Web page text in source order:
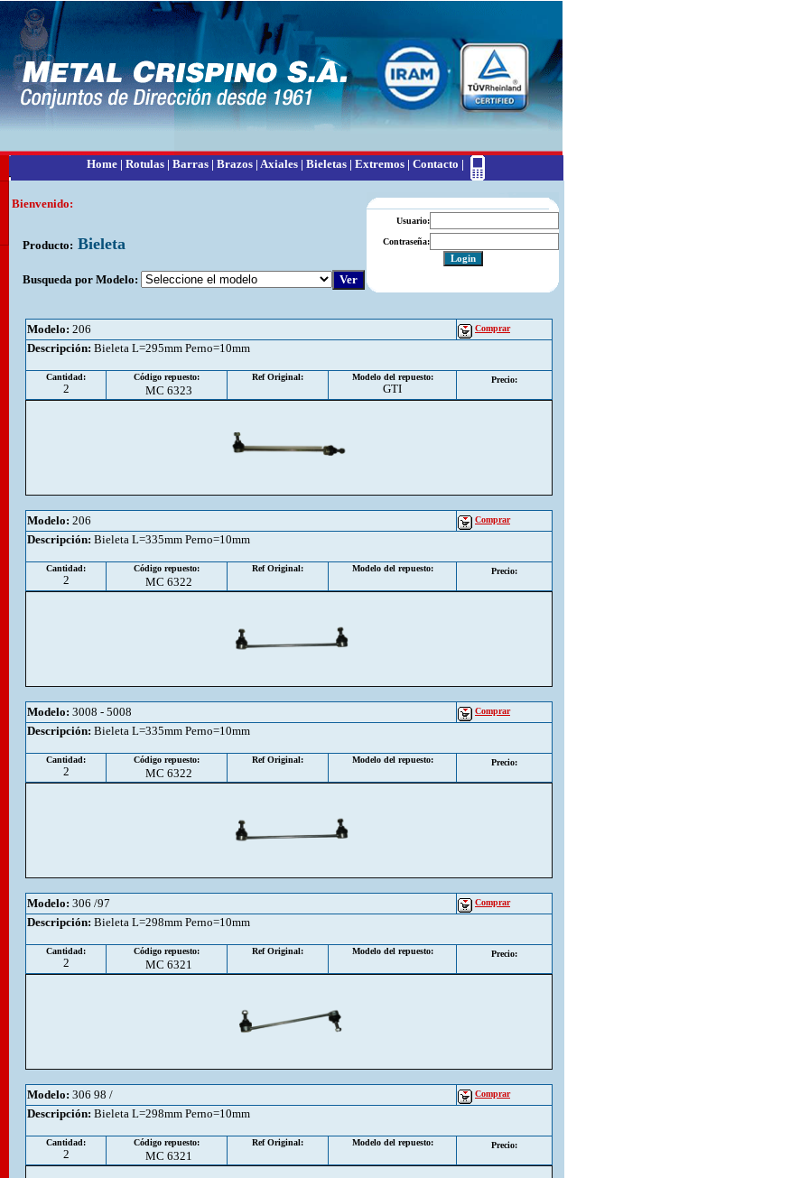
Home| Rotulas| Barras| Brazos| Axiales| Bieletas| Extremos| Contacto |
Bienvenido:
Producto: Bieleta
Busqueda por Modelo:
Usuario:
Contraseña:
Modelo: 206 Comprar
Descripción: Bieleta L=295mm Perno=10mm
Cantidad:
2
Código repuesto:
MC 6323
Ref Original: Modelo del repuesto:
GTI
Precio:
Modelo: 206 Comprar
Descripción: Bieleta L=335mm Perno=10mm
Cantidad:
2
Código repuesto:
MC 6322
Ref Original: Modelo del repuesto: Precio:
Modelo: 3008 - 5008 Comprar
Descripción: Bieleta L=335mm Perno=10mm
Cantidad:
2
Código repuesto:
MC 6322
Ref Original: Modelo del repuesto: Precio:
Modelo: 306 /97 Comprar
Descripción: Bieleta L=298mm Perno=10mm
Cantidad:
2
Código repuesto:
MC 6321
Ref Original: Modelo del repuesto: Precio:
Modelo: 306 98 / Comprar
Descripción: Bieleta L=298mm Perno=10mm
Cantidad:
2
Código repuesto:
MC 6321
Ref Original: Modelo del repuesto: Precio: